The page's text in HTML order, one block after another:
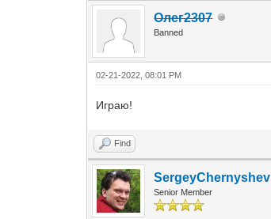
Олег2307
Banned
02-21-2022, 08:01 PM
Играю!
Find
SergeyChernyshev
Senior Member